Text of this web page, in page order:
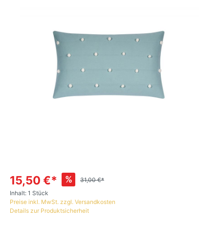
15,50 €* %
31,00 €*
Inhalt: 1 Stück
Preise inkl. MwSt. zzgl. Versandkosten
Details zur Produktsicherheit